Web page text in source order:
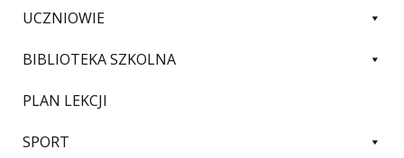
UCZNIOWIE
BIBLIOTEKA SZKOLNA
PLAN LEKCJI
SPORT